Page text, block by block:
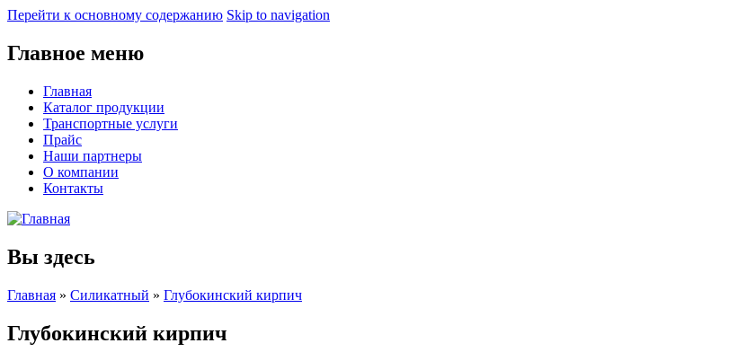
Перейти к основному содержанию Skip to navigation
Главное меню
Главная
Каталог продукции
Транспортные услуги
Прайс
Наши партнеры
О компании
Контакты
Вы здесь
Главная » Силикатный » Глубокинский кирпич
Глубокинский кирпич